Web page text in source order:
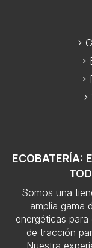
ECOBATERÍA:
Somos una
amplia gama
energéticas
de tracción